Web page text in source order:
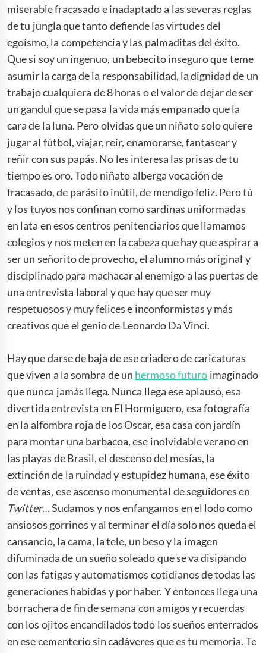
miserable fracasado e inadaptado a las severas reglas
de tu jungla que tanto defiende las virtudes del
egoísmo, la competencia y las palmaditas del éxito.
Que si soy un ingenuo, un bebecito inseguro que teme
asumir la carga de la responsabilidad, la dignidad de un
trabajo cualquiera de 8 horas o el valor de dejar de ser
un gandul que se pasa la vida más empanado que la
cara de la luna. Pero olvidas que un niñato solo quiere
jugar al fútbol, viajar, reír, enamorarse, fantasear y
reñir con sus papás. No les interesa las prisas de tu
tiempo es oro. Todo niñato alberga vocación de
fracasado, de parásito inútil, de mendigo feliz. Pero tú
y los tuyos nos confinan como sardinas uniformadas
en lata en esos centros penitenciarios que llamamos
colegios y nos meten en la cabeza que hay que aspirar a
ser un señorito de provecho, el alumno más original y
disciplinado para machacar al enemigo a las puertas de
una entrevista laboral y que hay que ser muy
respetuosos y muy felices e inconformistas y más
creativos que el genio de Leonardo Da Vinci.
Hay que darse de baja de ese criadero de caricaturas
que viven a la sombra de un hermoso futuro imaginado
que nunca jamás llega. Nunca llega ese aplauso, esa
divertida entrevista en El Hormiguero, esa fotografía
en la alfombra roja de los Oscar, esa casa con jardín
para montar una barbacoa, ese inolvidable verano en
las playas de Brasil, el descenso del mesías, la
extinción de la ruindad y estupidez humana, ese éxito
de ventas, ese ascenso monumental de seguidores en
Twitter… Sudamos y nos enfangamos en el lodo como
ansiosos gorrinos y al terminar el día solo nos queda el
cansancio, la cama, la tele, un beso y la imagen
difuminada de un sueño soleado que se va disipando
con las fatigas y automatismos cotidianos de todas las
generaciones habidas y por haber. Y entonces llega una
borrachera de fin de semana con amigos y recuerdas
con los ojitos encandilados todo los sueños enterrados
en ese cementerio sin cadáveres que es tu memoria. Te